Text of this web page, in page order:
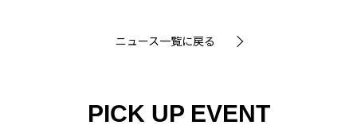
ニュース一覧に戻る
PICK UP EVENT